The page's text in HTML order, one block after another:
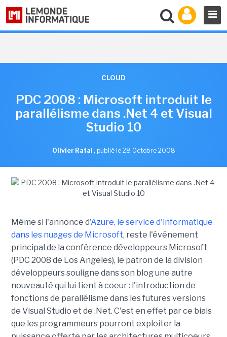
CLOUD
PDC 2008 : Microsoft introduit le
parallélisme dans .Net 4 et Visual
Studio 10
Olivier Rafal , publié le 28 Octobre 2008
Même si l'annonce d'Azure, le service d'informatique
dans les nuages de Microsoft, reste l'événement
principal de la conférence développeurs Microsoft
(PDC 2008 de Los Angeles), le patron de la division
développeurs souligne dans son blog une autre
nouveauté qui lui tient à coeur : l'introduction de
fonctions de parallélisme dans les futures versions
de Visual Studio et de .Net. C'est en effet par ce biais
que les programmeurs pourront exploiter la